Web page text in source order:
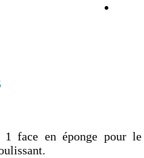
face en éponge pour